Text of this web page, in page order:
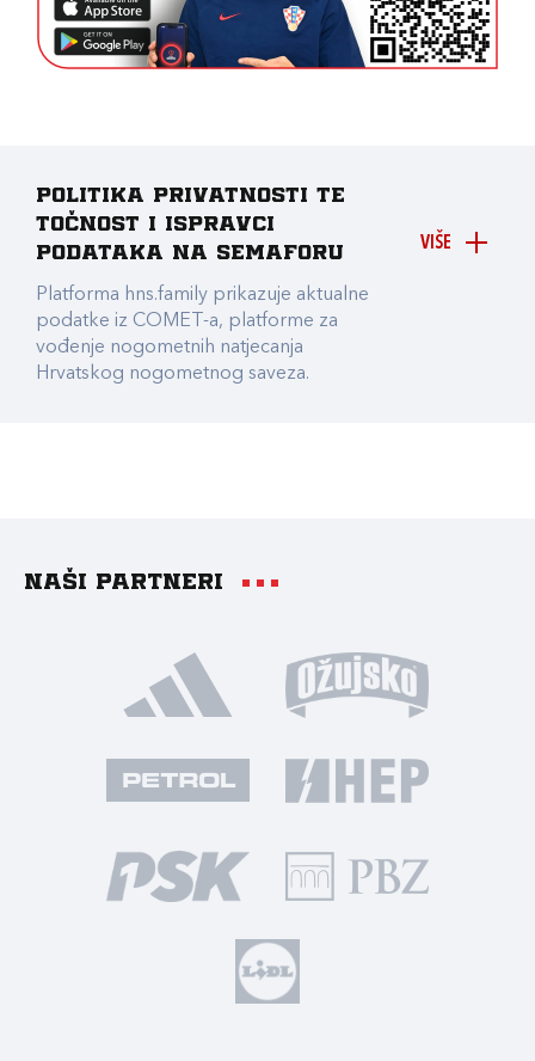
VIŠE
Politika privatnosti te
točnost i ispravci
podataka na Semaforu
Platforma hns.family prikazuje aktualne
podatke iz COMET-a, platforme za
vođenje nogometnih natjecanja
Hrvatskog nogometnog saveza.
Naši partneri